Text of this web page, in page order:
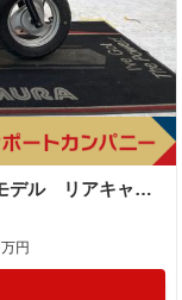
ヤマハ ＪＯＧ ＳＡ３６Ｊ ２０１３年モデル リアキャリア
万円